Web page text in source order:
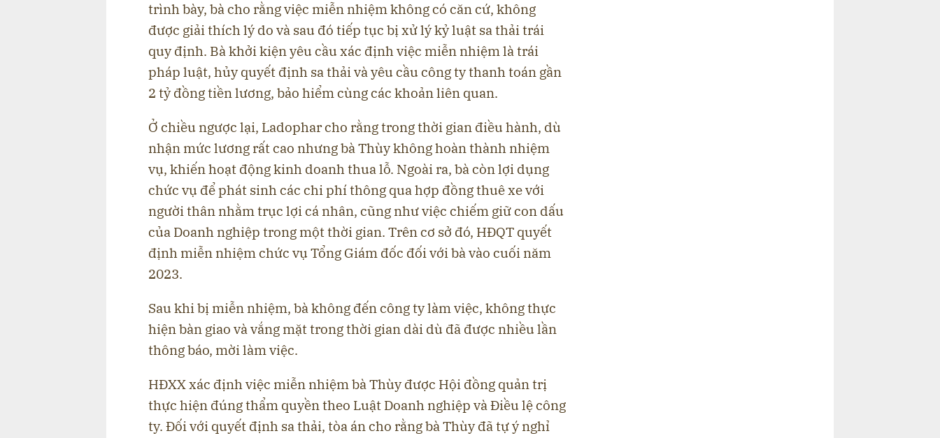
trình bày, bà cho rằng việc miễn nhiệm không có căn cứ, không
được giải thích lý do và sau đó tiếp tục bị xử lý kỷ luật sa thải trái
quy định. Bà khởi kiện yêu cầu xác định việc miễn nhiệm là trái
pháp luật, hủy quyết định sa thải và yêu cầu công ty thanh toán gần
2 tỷ đồng tiền lương, bảo hiểm cùng các khoản liên quan.
Ở chiều ngược lại, Ladophar cho rằng trong thời gian điều hành, dù
nhận mức lương rất cao nhưng bà Thùy không hoàn thành nhiệm
vụ, khiến hoạt động kinh doanh thua lỗ. Ngoài ra, bà còn lợi dụng
chức vụ để phát sinh các chi phí thông qua hợp đồng thuê xe với
người thân nhằm trục lợi cá nhân, cũng như việc chiếm giữ con dấu
của Doanh nghiệp trong một thời gian. Trên cơ sở đó, HĐQT quyết
định miễn nhiệm chức vụ Tổng Giám đốc đối với bà vào cuối năm
2023.
Sau khi bị miễn nhiệm, bà không đến công ty làm việc, không thực
hiện bàn giao và vắng mặt trong thời gian dài dù đã được nhiều lần
thông báo, mời làm việc.
HĐXX xác định việc miễn nhiệm bà Thùy được Hội đồng quản trị
thực hiện đúng thẩm quyền theo Luật Doanh nghiệp và Điều lệ công
ty. Đối với quyết định sa thải, tòa án cho rằng bà Thùy đã tự ý nghỉ